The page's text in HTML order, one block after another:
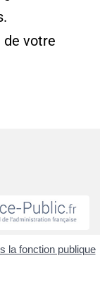
votre
la fonction publique